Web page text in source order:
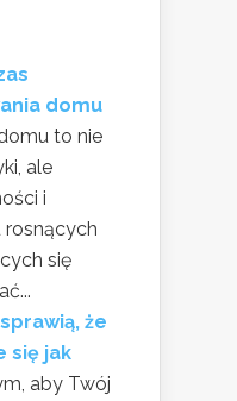
domu
to nie
ale
i
rosnących
się
że
się jak
aby Twój